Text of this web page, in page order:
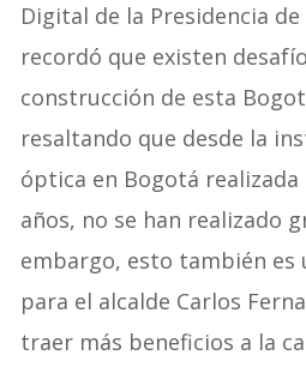
Digital de la Presidencia
recordó que existen
construcción de esta
resaltando que desde la
óptica en Bogotá realizada
años, no se han realizado
embargo, esto también es
para el alcalde Carlos
traer más beneficios a la